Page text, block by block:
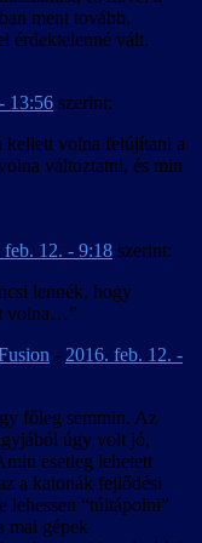
ment tovább,
érdektelenné vált.
13:56 szerint:
kellett volna felújítani a
változtatni, és min
feb. 12. - 9:18 szerint:
lennék, hogy
volna…”
- 2016. feb. 12. -
főleg semmin. Az
úgy volt jó,
esetleg lehetett
a katonák fejlődési
lehessen “túltápolni”
mai gépek